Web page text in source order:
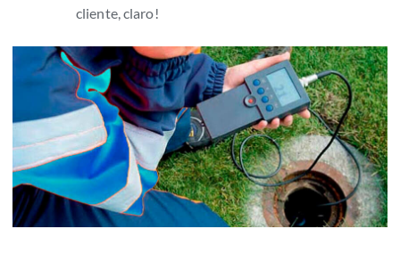
cliente, claro!